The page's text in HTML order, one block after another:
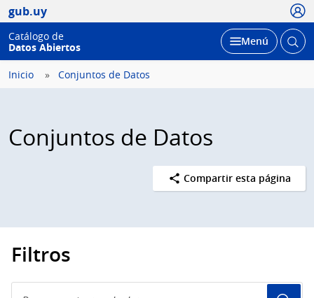
gub.uy
Catálogo de
Datos Abiertos
Desplegar
Menú Abrir
Inicio Conjuntos de Datos
Conjuntos de Datos
Compartir esta página
Filtros